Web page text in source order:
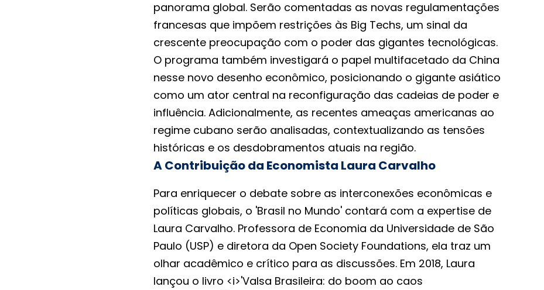
panorama global. Serão comentadas as novas regulamentações
francesas que impõem restrições às Big Techs, um sinal da
crescente preocupação com o poder das gigantes tecnológicas.
O programa também investigará o papel multifacetado da China
nesse novo desenho econômico, posicionando o gigante asiático
como um ator central na reconfiguração das cadeias de poder e
influência. Adicionalmente, as recentes ameaças americanas ao
regime cubano serão analisadas, contextualizando as tensões
históricas e os desdobramentos atuais na região.
A Contribuição da Economista Laura Carvalho
Para enriquecer o debate sobre as interconexões econômicas e
políticas globais, o 'Brasil no Mundo' contará com a expertise de
Laura Carvalho. Professora de Economia da Universidade de São
Paulo (USP) e diretora da Open Society Foundations, ela traz um
olhar acadêmico e crítico para as discussões. Em 2018, Laura
lançou o livro <i>'Valsa Brasileira: do boom ao caos